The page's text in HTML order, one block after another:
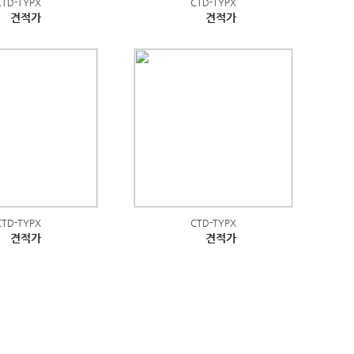
TYPX
견적가
CTD-TYPX
견적가
TYPX
견적가
CTD-TYPX
견적가